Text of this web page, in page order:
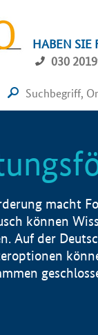
HABEN SIE
030
macht
können
Auf der